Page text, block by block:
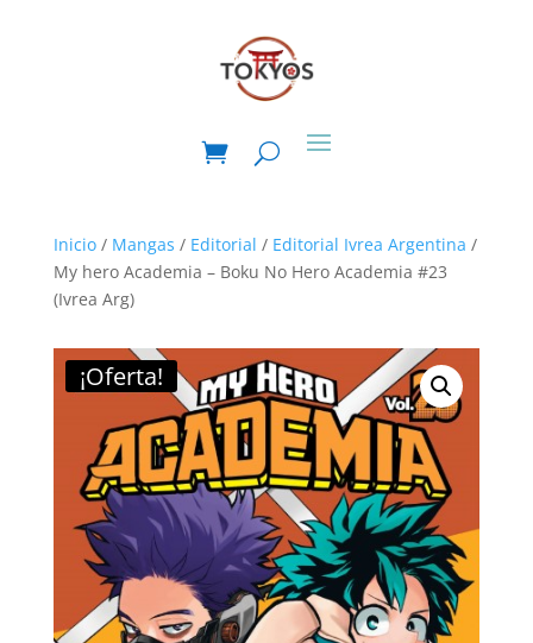
Inicio/ Mangas / Editorial / Editorial Ivrea Argentina /
My hero Academia – Boku No Hero Academia #23
(Ivrea Arg)
¡Oferta!